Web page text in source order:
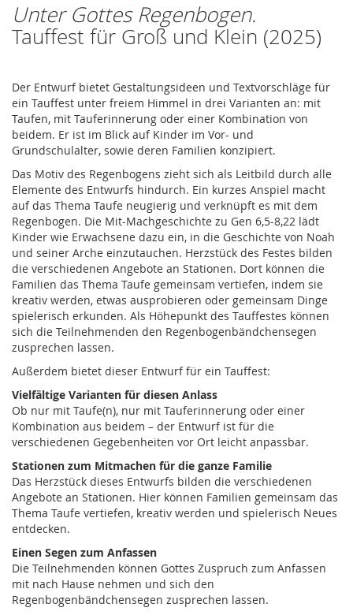
Unter Gottes Regenbogen.
Tauffest für Groß und Klein (2025)
Der Entwurf bietet Gestaltungsideen und Textvorschläge für
ein Tauffest unter freiem Himmel in drei Varianten an: mit
Taufen, mit Tauferinnerung oder einer Kombination von
beidem. Er ist im Blick auf Kinder im Vor- und
Grundschulalter, sowie deren Familien konzipiert.
Das Motiv des Regenbogens zieht sich als Leitbild durch alle
Elemente des Entwurfs hindurch. Ein kurzes Anspiel macht
auf das Thema Taufe neugierig und verknüpft es mit dem
Regenbogen. Die Mit-Machgeschichte zu Gen 6,5-8,22 lädt
Kinder wie Erwachsene dazu ein, in die Geschichte von Noah
und seiner Arche einzutauchen. Herzstück des Festes bilden
die verschiedenen Angebote an Stationen. Dort können die
Familien das Thema Taufe gemeinsam vertiefen, indem sie
kreativ werden, etwas ausprobieren oder gemeinsam Dinge
spielerisch erkunden. Als Höhepunkt des Tauffestes können
sich die Teilnehmenden den Regenbogenbändchensegen
zusprechen lassen.
Außerdem bietet dieser Entwurf für ein Tauffest:
Vielfältige Varianten für diesen Anlass
Ob nur mit Taufe(n), nur mit Tauferinnerung oder einer
Kombination aus beidem – der Entwurf ist für die
verschiedenen Gegebenheiten vor Ort leicht anpassbar.
Stationen zum Mitmachen für die ganze Familie
Das Herzstück dieses Entwurfs bilden die verschiedenen
Angebote an Stationen. Hier können Familien gemeinsam das
Thema Taufe vertiefen, kreativ werden und spielerisch Neues
entdecken.
Einen Segen zum Anfassen
Die Teilnehmenden können Gottes Zuspruch zum Anfassen
mit nach Hause nehmen und sich den
Regenbogenbändchensegen zusprechen lassen.
Zum
Anfang
der